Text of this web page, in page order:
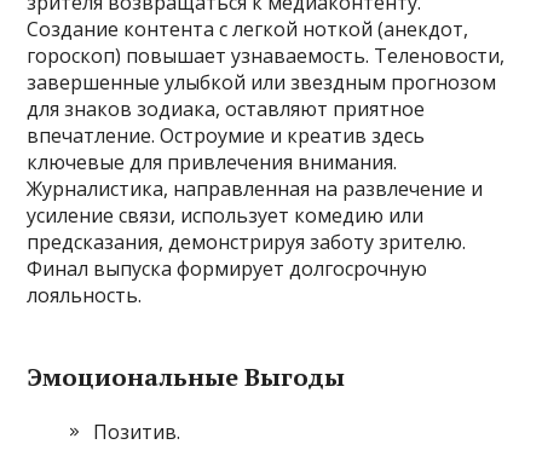
Создание контента с легкой ноткой (анекдот,
гороскоп) повышает узнаваемость. Теленовости,
завершенные улыбкой или звездным прогнозом
для знаков зодиака, оставляют приятное
впечатление. Остроумие и креатив здесь
ключевые для привлечения внимания.
Журналистика, направленная на развлечение и
усиление связи, использует комедию или
предсказания, демонстрируя заботу зрителю.
Финал выпуска формирует долгосрочную
лояльность.
Эмоциональные Выгоды
Позитив.